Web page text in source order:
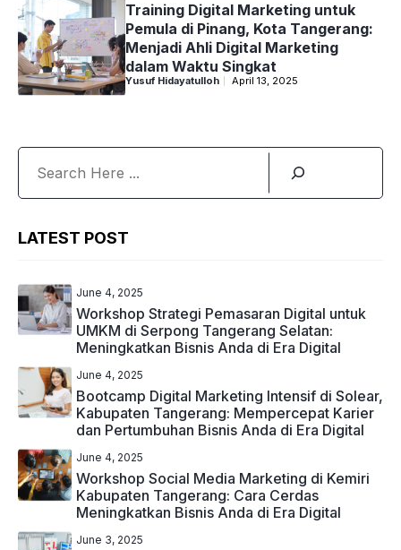
Training Digital Marketing untuk
Pemula di Pinang, Kota Tangerang:
Menjadi Ahli Digital Marketing
dalam Waktu Singkat
Yusuf Hidayatulloh April 13, 2025
Search
LATEST POST
June 4, 2025
Workshop Strategi Pemasaran Digital untuk
UMKM di Serpong Tangerang Selatan:
Meningkatkan Bisnis Anda di Era Digital
June 4, 2025
Bootcamp Digital Marketing Intensif di Solear,
Kabupaten Tangerang: Mempercepat Karier
dan Pertumbuhan Bisnis Anda di Era Digital
June 4, 2025
Workshop Social Media Marketing di Kemiri
Kabupaten Tangerang: Cara Cerdas
Meningkatkan Bisnis Anda di Era Digital
June 3, 2025